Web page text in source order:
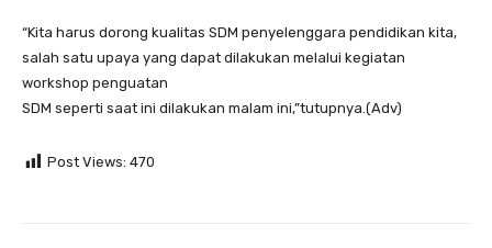
“Kita harus dorong kualitas SDM penyelenggara pendidikan kita,
salah satu upaya yang dapat dilakukan melalui kegiatan
workshop penguatan
SDM seperti saat ini dilakukan malam ini,”tutupnya.(Adv)
Post Views: 470